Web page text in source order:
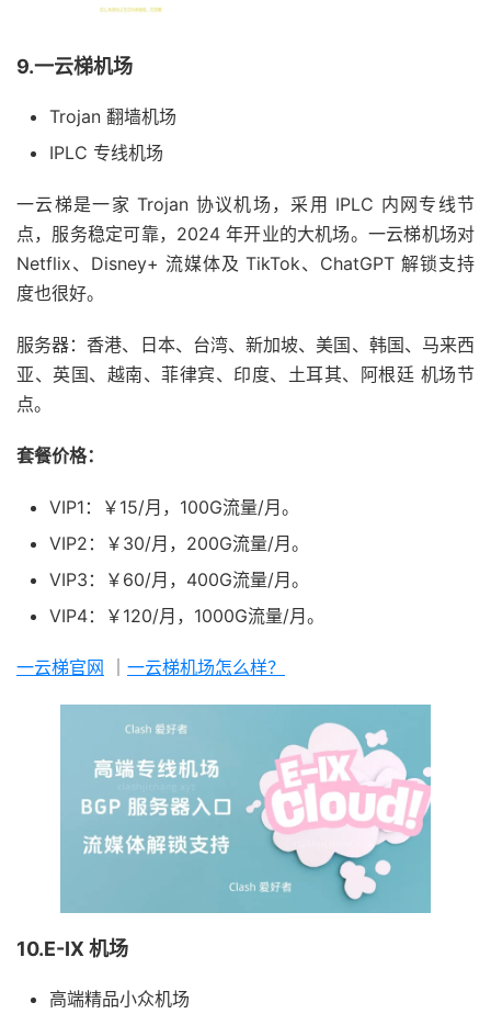
9.一云梯机场
Trojan 翻墙机场
IPLC 专线机场
一云梯是一家 Trojan 协议机场，采用 IPLC 内网专线节
点，服务稳定可靠，2024 年开业的大机场。一云梯机场对
Netflix、Disney+ 流媒体及 TikTok、ChatGPT 解锁支持
度也很好。
服务器：香港、日本、台湾、新加坡、美国、韩国、马来西
亚、英国、越南、菲律宾、印度、土耳其、阿根廷 机场节
点。
套餐价格：
VIP1：￥15/月，100G流量/月。
VIP2：￥30/月，200G流量/月。
VIP3：￥60/月，400G流量/月。
VIP4：￥120/月，1000G流量/月。
一云梯官网 一云梯机场怎么样？
10.E-IX 机场
高端精品小众机场